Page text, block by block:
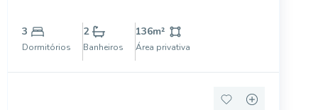
uma área interna de 136 m² e uma área total de
210 m², este imóvel oferece espaços amplos e bem
3
Dormitórios
2
Banheiros
136m²
Área privativa